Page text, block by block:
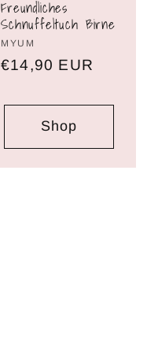
Freundliches
Schnuffeltuch Birne
Brand:
MYUM
Normaler
€14,90 EUR
Shop